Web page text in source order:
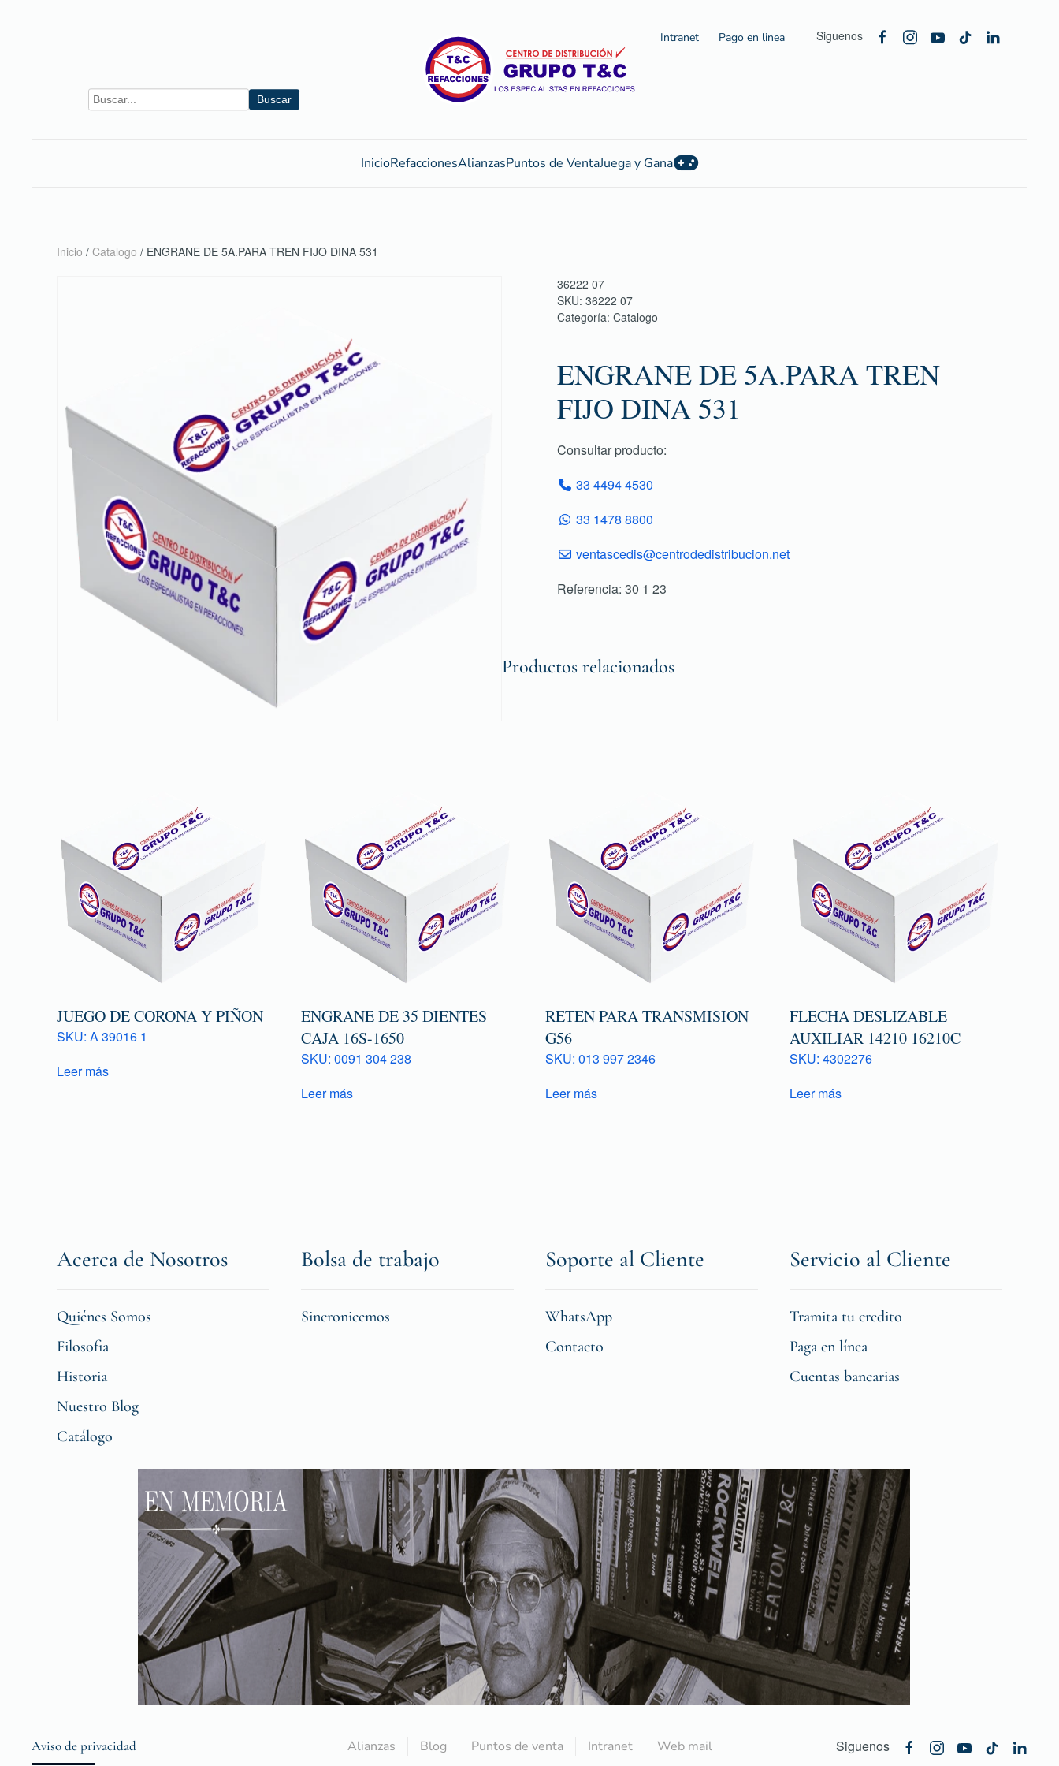
Buscar
Intranet Pago en linea Siguenos
InicioRefaccionesAlianzasPuntos de VentaJuega y Gana
Inicio / Catalogo / ENGRANE DE 5A.PARA TREN FIJO DINA 531
36222 07
SKU: 36222 07
Categoría: Catalogo
ENGRANE DE 5A.PARA TREN
FIJO DINA 531
Consultar producto:
33 4494 4530
33 1478 8800
ventascedis@centrodedistribucion.net
Referencia: 30 1 23
Productos relacionados
JUEGO DE CORONA Y PIÑON
SKU: A 39016 1
Leer más
ENGRANE DE 35 DIENTES
CAJA 16S-1650
SKU: 0091 304 238
Leer más
RETEN PARA TRANSMISION
G56
SKU: 013 997 2346
Leer más
FLECHA DESLIZABLE
AUXILIAR 14210 16210C
SKU: 4302276
Leer más
Acerca de Nosotros
Quiénes Somos
Filosofia
Historia
Nuestro Blog
Catálogo
Bolsa de trabajo
Sincronicemos
Soporte al Cliente
WhatsApp
Contacto
Servicio al Cliente
Tramita tu credito
Paga en línea
Cuentas bancarias
Aviso de privacidad Alianzas Blog Puntos de venta Intranet Web mail Siguenos